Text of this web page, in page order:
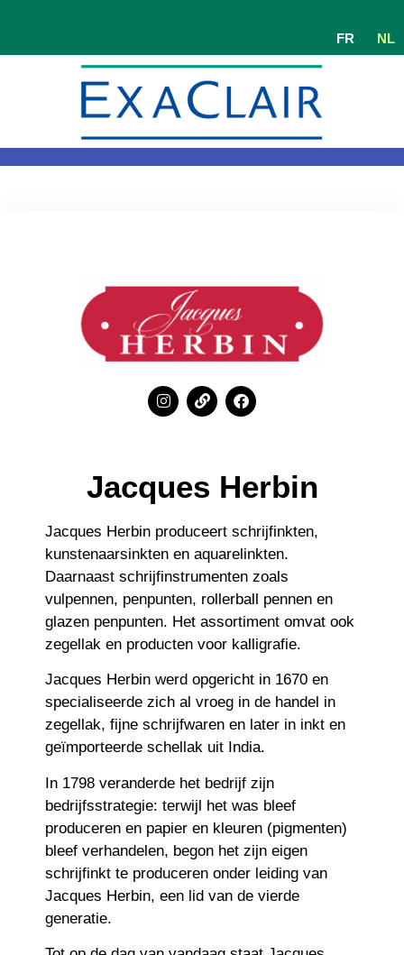
FR NL
Jacques Herbin
Jacques Herbin produceert schrijfinkten,
kunstenaarsinkten en aquarelinkten.
Daarnaast schrijfinstrumenten zoals
vulpennen, penpunten, rollerball pennen en
glazen penpunten. Het assortiment omvat ook
zegellak en producten voor kalligrafie.
Jacques Herbin werd opgericht in 1670 en
specialiseerde zich al vroeg in de handel in
zegellak, fijne schrijfwaren en later in inkt en
geïmporteerde schellak uit India.
In 1798 veranderde het bedrijf zijn
bedrijfsstrategie: terwijl het was bleef
produceren en papier en kleuren (pigmenten)
bleef verhandelen, begon het zijn eigen
schrijfinkt te produceren onder leiding van
Jacques Herbin, een lid van de vierde
generatie.